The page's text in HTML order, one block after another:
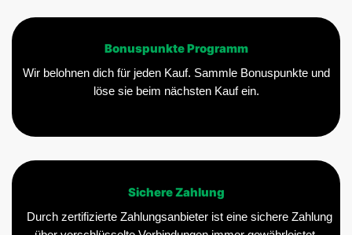
Bonuspunkte Programm
Wir belohnen dich für jeden Kauf. Sammle Bonuspunkte und
löse sie beim nächsten Kauf ein.
Sichere Zahlung
Durch zertifizierte Zahlungsanbieter ist eine sichere Zahlung